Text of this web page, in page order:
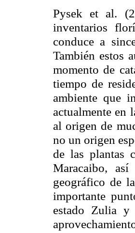
Pysek et al.
inventarios
conduce a
También estos
momento de
tiempo de
ambiente que
actualmente en
al origen de
no un origen
de las plantas
Maracaibo,
geográfico de
importante
estado Zulia y